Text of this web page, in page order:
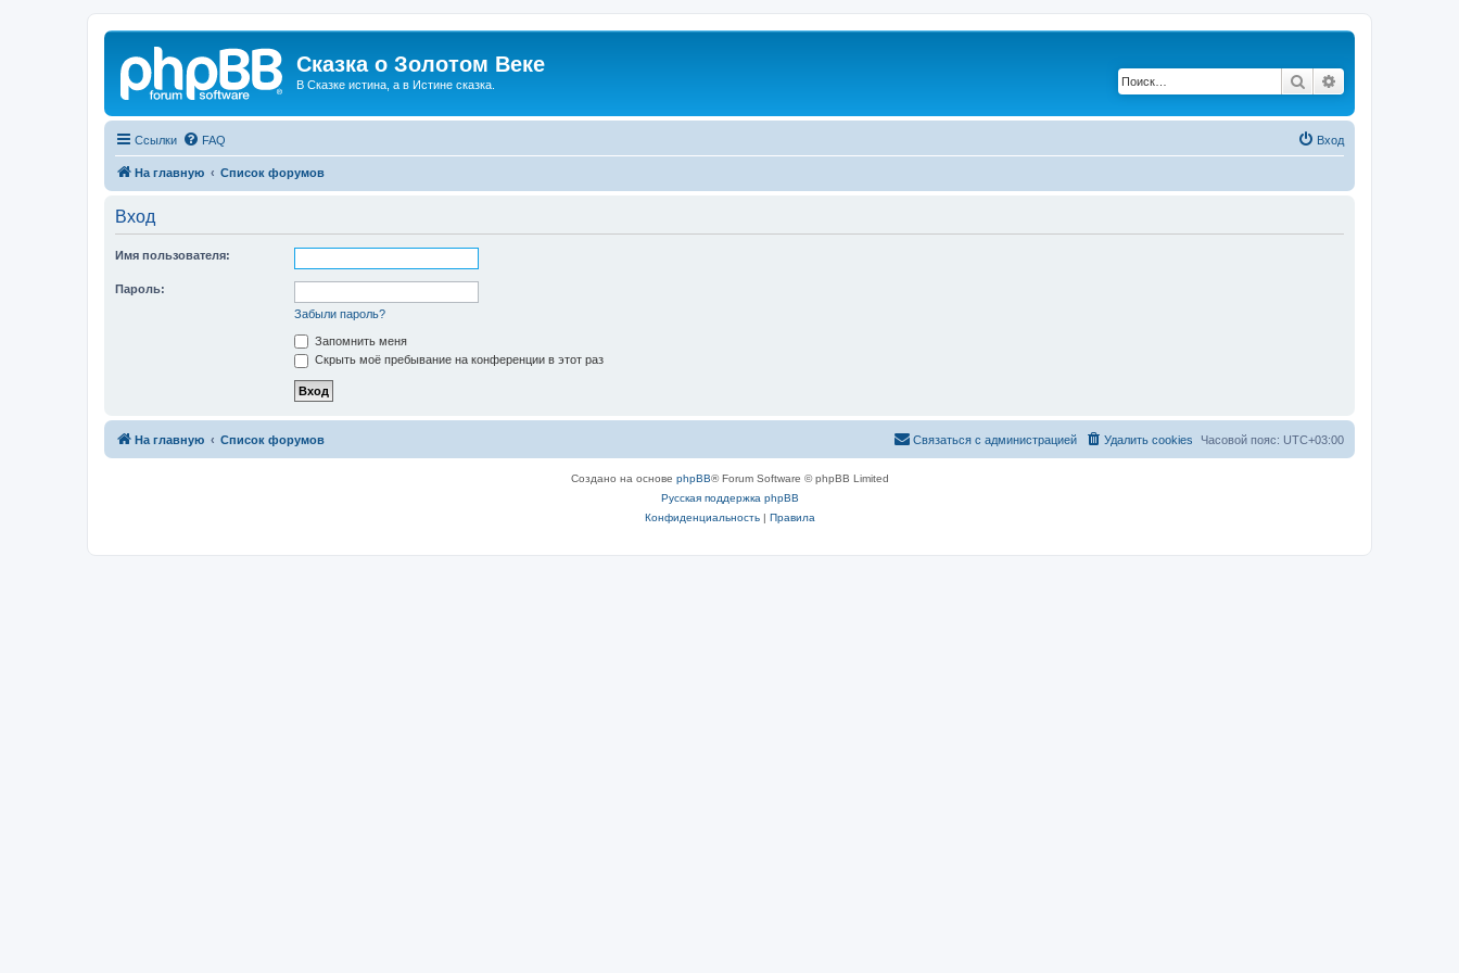
Сказка о Золотом Веке
В Сказке истина, а в Истине сказка. Поиск
Ссылки FAQ Вход
На главную Список форумов
Вход
Имя пользователя:
Пароль:
Забыли пароль?
Запомнить меня
Скрыть моё пребывание на конференции в этот раз
На главную Список форумов Часовой пояс: UTC+03:00
Удалить cookies
Связаться с администрацией
Создано на основе phpBB® Forum Software © phpBB Limited
Русская поддержка phpBB
Конфиденциальность| Правила